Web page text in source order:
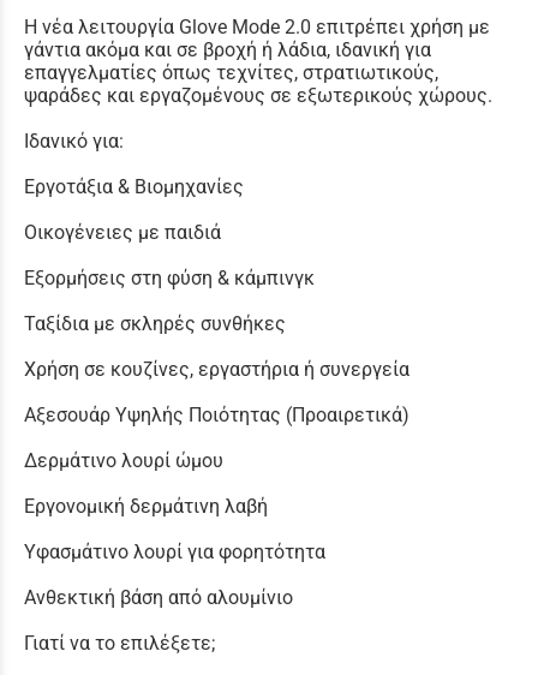
Η νέα λειτουργία Glove Mode 2.0 επιτρέπει χρήση με
γάντια ακόμα και σε βροχή ή λάδια, ιδανική για
επαγγελματίες όπως τεχνίτες, στρατιωτικούς,
ψαράδες και εργαζομένους σε εξωτερικούς χώρους.
Ιδανικό για:
Εργοτάξια & Βιομηχανίες
Οικογένειες με παιδιά
Εξορμήσεις στη φύση & κάμπινγκ
Ταξίδια με σκληρές συνθήκες
Χρήση σε κουζίνες, εργαστήρια ή συνεργεία
Αξεσουάρ Υψηλής Ποιότητας (Προαιρετικά)
Δερμάτινο λουρί ώμου
Εργονομική δερμάτινη λαβή
Υφασμάτινο λουρί για φορητότητα
Ανθεκτική βάση από αλουμίνιο
Γιατί να το επιλέξετε;